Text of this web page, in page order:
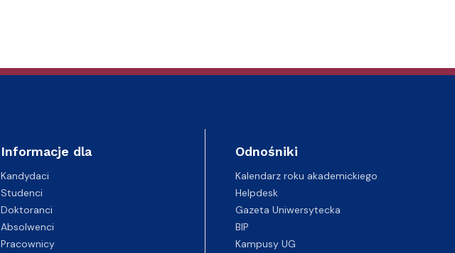
Informacje dla
Kandydaci
Studenci
Doktoranci
Absolwenci
Pracownicy
Odnośniki
Kalendarz roku akademickiego
Helpdesk
Gazeta Uniwersytecka
BIP
Kampusy UG